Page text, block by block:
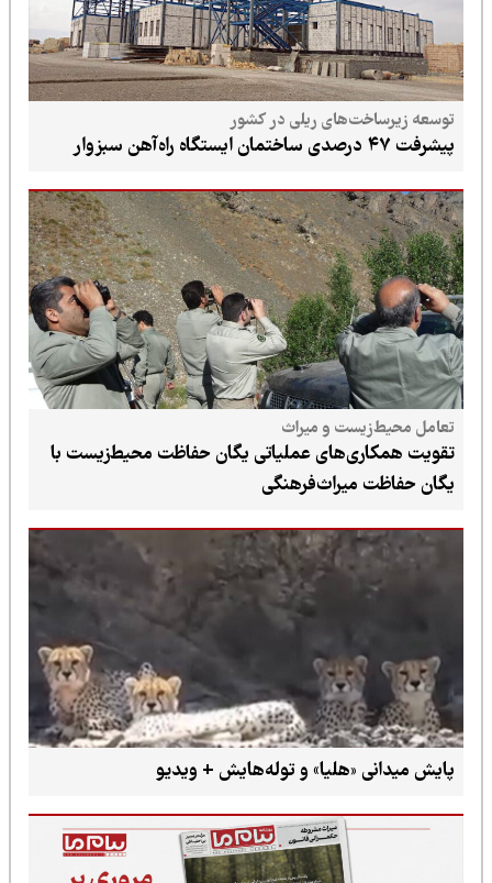
توسعه زیرساخت‌های ریلی در کشور
پیشرفت ۴۷ درصدی ساختمان ایستگاه راه‌آهن سبزوار
تعامل محیط‌زیست و میراث
تقویت همکاری‌های عملیاتی یگان حفاظت محیط‌زیست با
یگان حفاظت میراث‌فرهنگی
پایش میدانی «هلیا» و توله‌هایش + ویدیو